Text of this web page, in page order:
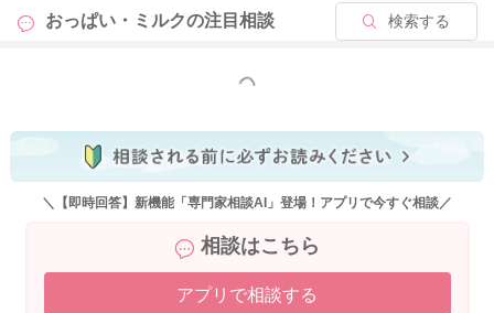
おっぱい・ミルクの注目相談 検索する
もっと見る
＼【即時回答】新機能「専門家相談AI」登場！アプリで今すぐ相談／
相談はこちら
アプリで相談する